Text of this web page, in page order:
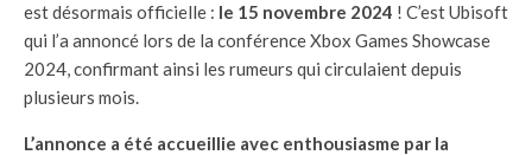
est désormais officielle : le 15 novembre 2024 ! C’est Ubisoft
qui l’a annoncé lors de la conférence Xbox Games Showcase
2024, confirmant ainsi les rumeurs qui circulaient depuis
plusieurs mois.
L’annonce a été accueillie avec enthousiasme par la